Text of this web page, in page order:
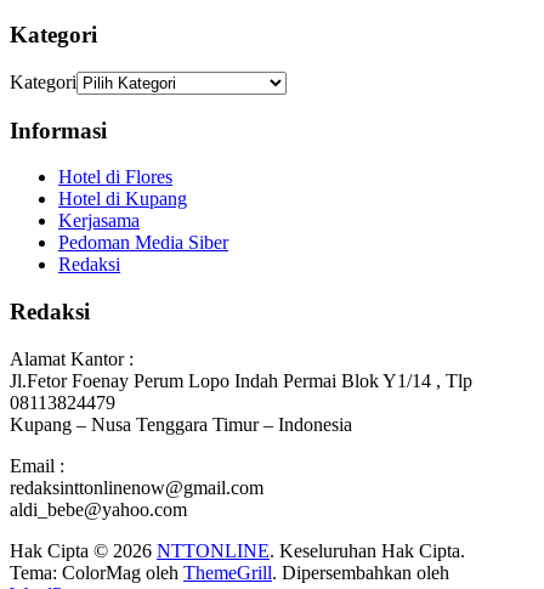
Kategori
Kategori
Informasi
Hotel di Flores
Hotel di Kupang
Kerjasama
Pedoman Media Siber
Redaksi
Redaksi
Alamat Kantor :
Jl.Fetor Foenay Perum Lopo Indah Permai Blok Y1/14 , Tlp
08113824479
Kupang – Nusa Tenggara Timur – Indonesia
Email :
redaksinttonlinenow@gmail.com
aldi_bebe@yahoo.com
Hak Cipta © 2026 NTTONLINE. Keseluruhan Hak Cipta.
Tema: ColorMag oleh ThemeGrill. Dipersembahkan oleh